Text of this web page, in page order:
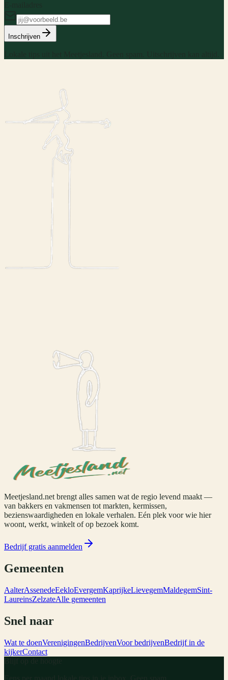
Inschrijven
Meetjesland.net brengt alles samen wat de regio levend maakt —
van bakkers en vakmensen tot markten, kermissen,
bezienswaardigheden en lokale verhalen. Eén plek voor wie hier
woont, werkt, winkelt of op bezoek komt.
Bedrijf gratis aanmelden
Gemeenten
AalterAssenedeEekloEvergemKaprijkeLievegemMaldegemSint-
LaureinsZelzateAlle gemeenten
Snel naar
Wat te doenVerenigingenBedrijvenVoor bedrijvenBedrijf in de
kijkerContact